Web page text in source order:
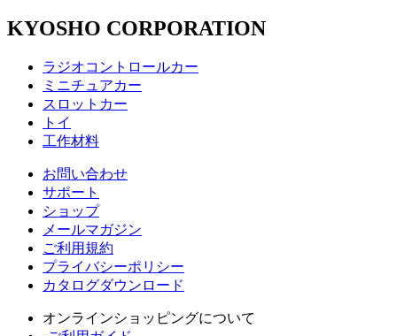
KYOSHO CORPORATION
ラジオコントロールカー
ミニチュアカー
スロットカー
トイ
工作材料
お問い合わせ
サポート
ショップ
メールマガジン
ご利用規約
プライバシーポリシー
カタログダウンロード
オンラインショッピングについて